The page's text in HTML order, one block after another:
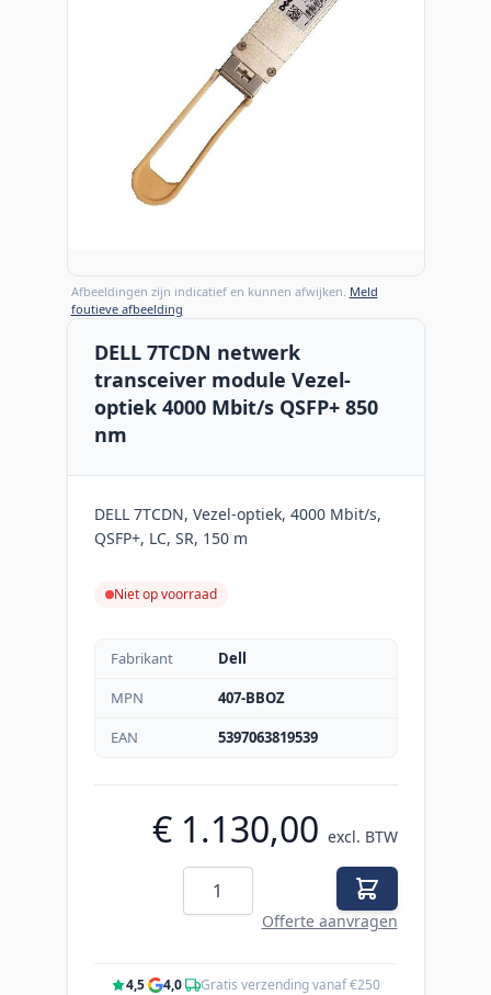
Afbeeldingen zijn indicatief en kunnen afwijken. Meld
foutieve afbeelding
DELL 7TCDN netwerk
transceiver module Vezel-
optiek 4000 Mbit/s QSFP+ 850
nm
DELL 7TCDN, Vezel-optiek, 4000 Mbit/s,
QSFP+, LC, SR, 150 m
Niet op voorraad
Fabrikant
Dell
MPN
407-BBOZ
EAN
5397063819539
€ 1.130,00 excl. BTW
Aantal
Offerte aanvragen
4,5· 4,0· Gratis verzending vanaf €250